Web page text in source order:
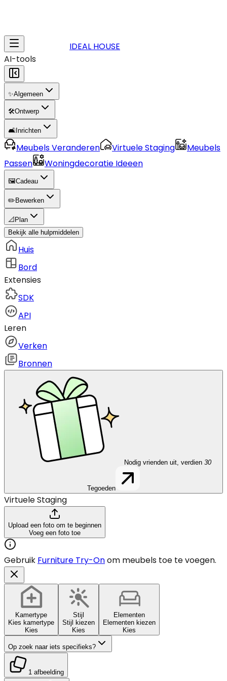
IDEAL HOUSE
AI-tools
✨Algemeen
🛠️Ontwerp
🛋️ Inrichten
Meubels Veranderen Virtuele Staging
Meubels
Passen
Woningdecoratie Ideeen
🖼️Cadeau
✏️ Bewerken
📐 Plan
Bekijk alle hulpmiddelen
Huis
Bord
Extensies
SDK
API
Leren
Verken
Bronnen
Nodig vrienden uit, verdien 30
Tegoeden
Virtuele Staging
Upload een foto om te beginnen
Voeg een foto toe
Gebruik Furniture Try-Onom meubels toe te voegen.
Kamertype
Kies kamertype
Kies
Stijl
Stijl kiezen
Kies
Elementen
Elementen kiezen
Kies
Op zoek naar iets specifieks?
1 afbeelding